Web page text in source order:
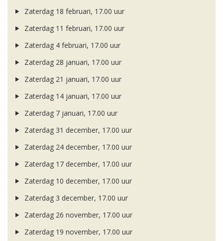
Zaterdag 18 februari, 17.00 uur
Zaterdag 11 februari, 17.00 uur
Zaterdag 4 februari, 17.00 uur
Zaterdag 28 januari, 17.00 uur
Zaterdag 21 januari, 17.00 uur
Zaterdag 14 januari, 17.00 uur
Zaterdag 7 januari, 17.00 uur
Zaterdag 31 december, 17.00 uur
Zaterdag 24 december, 17.00 uur
Zaterdag 17 december, 17.00 uur
Zaterdag 10 december, 17.00 uur
Zaterdag 3 december, 17.00 uur
Zaterdag 26 november, 17.00 uur
Zaterdag 19 november, 17.00 uur